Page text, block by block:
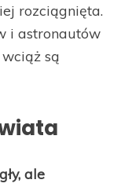
rozciągnięta.
i astronautów
są
ale